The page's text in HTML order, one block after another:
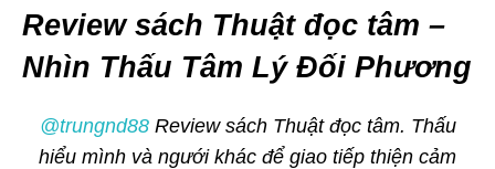
Review sách Thuật đọc tâm –
Nhìn Thấu Tâm Lý Đối Phương
@trungnd88Review sách Thuật đọc tâm. Thấu
hiểu mình và ngưới khác để giao tiếp thiện cảm